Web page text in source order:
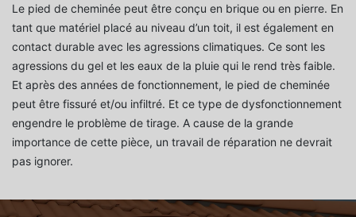
Le pied de cheminée peut être conçu en brique ou en pierre. En
tant que matériel placé au niveau d’un toit, il est également en
contact durable avec les agressions climatiques. Ce sont les
agressions du gel et les eaux de la pluie qui le rend très faible.
Et après des années de fonctionnement, le pied de cheminée
peut être fissuré et/ou infiltré. Et ce type de dysfonctionnement
engendre le problème de tirage. A cause de la grande
importance de cette pièce, un travail de réparation ne devrait
pas ignorer.